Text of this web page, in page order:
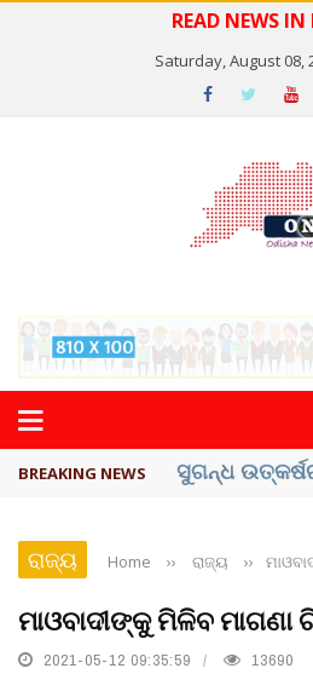
READ NEWS
Saturday, August 08,
BREAKING NEWS ୟୁପିଆଇ ଓ
ରାଜ୍ୟ Home ›› ରାଜ୍ୟ ››
ମାଓବାଦୀଙ୍କୁ ମିଳିବ ମାଗଣା
2021-05-12 09:35:59 13690